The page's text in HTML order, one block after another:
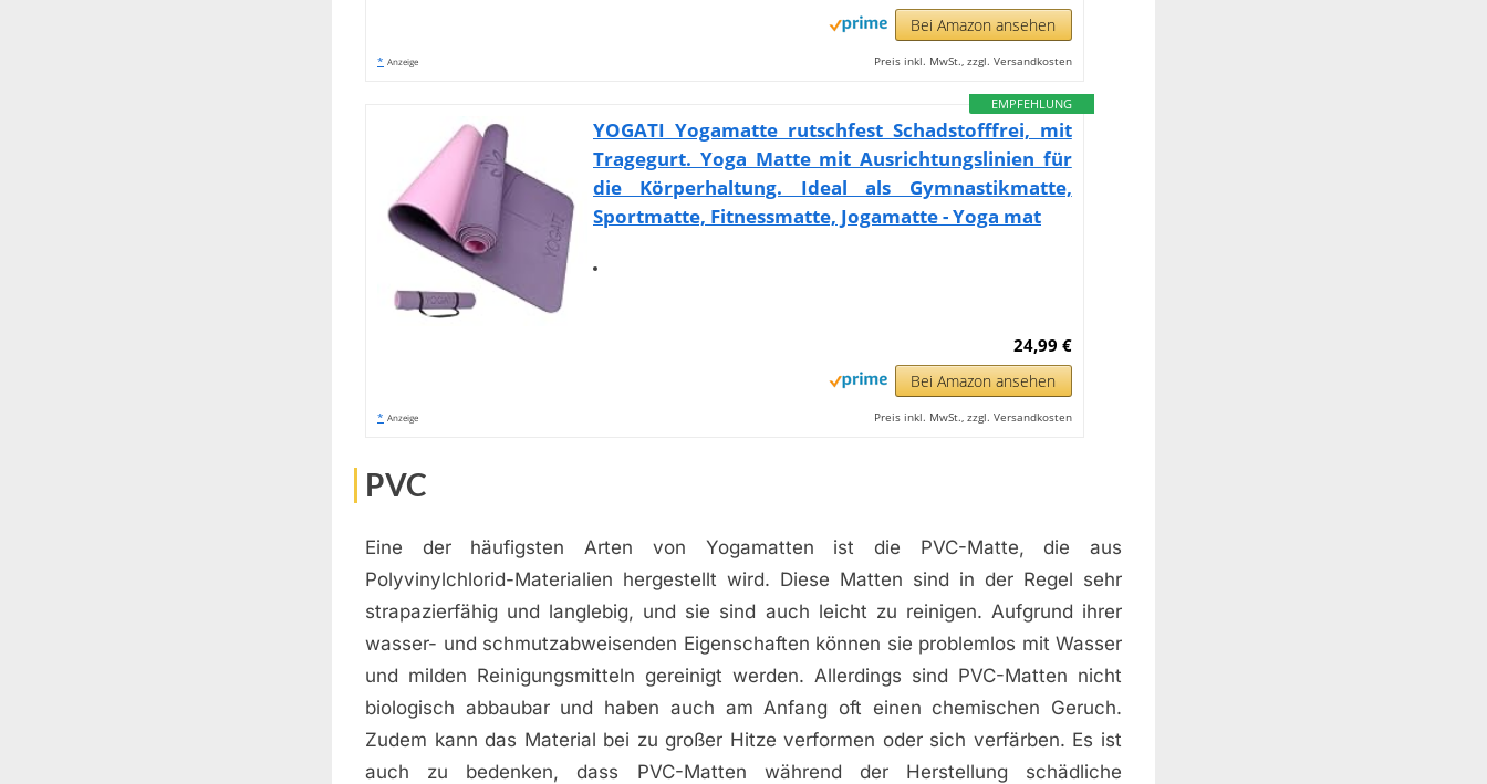
Bei Amazon ansehen
* Anzeige Preis inkl. MwSt., zzgl. Versandkosten
EMPFEHLUNG
YOGATI Yogamatte rutschfest Schadstofffrei, mit
Tragegurt. Yoga Matte mit Ausrichtungslinien für
die Körperhaltung. Ideal als Gymnastikmatte,
Sportmatte, Fitnessmatte, Jogamatte - Yoga mat
24,99 €
Bei Amazon ansehen
* Anzeige Preis inkl. MwSt., zzgl. Versandkosten
PVC
Eine der häufigsten Arten von Yogamatten ist die PVC-Matte, die aus
Polyvinylchlorid-Materialien hergestellt wird. Diese Matten sind in der Regel sehr
strapazierfähig und langlebig, und sie sind auch leicht zu reinigen. Aufgrund ihrer
wasser- und schmutzabweisenden Eigenschaften können sie problemlos mit Wasser
und milden Reinigungsmitteln gereinigt werden. Allerdings sind PVC-Matten nicht
biologisch abbaubar und haben auch am Anfang oft einen chemischen Geruch.
Zudem kann das Material bei zu großer Hitze verformen oder sich verfärben. Es ist
auch zu bedenken, dass PVC-Matten während der Herstellung schädliche